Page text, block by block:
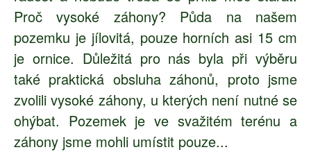
Proč vysoké záhony? Půda na našem
pozemku je jílovitá, pouze horních asi 15 cm
je ornice. Důležitá pro nás byla při výběru
také praktická obsluha záhonů, proto jsme
zvolili vysoké záhony, u kterých není nutné se
ohýbat. Pozemek je ve svažitém terénu a
záhony jsme mohli umístit pouze...